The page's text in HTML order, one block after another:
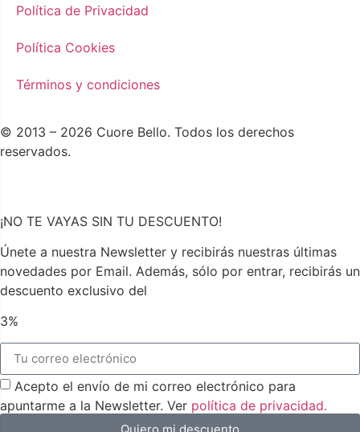
Política de Privacidad
Política Cookies
Términos y condiciones
© 2013 – 2026 Cuore Bello. Todos los derechos
reservados.
¡NO TE VAYAS SIN TU DESCUENTO!
Únete a nuestra Newsletter y recibirás nuestras últimas
novedades por Email. Además, sólo por entrar, recibirás un
descuento exclusivo del
3%
Acepto el envío de mi correo electrónico para
apuntarme a la Newsletter. Ver política de privacidad.